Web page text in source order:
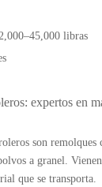
libras
expertos en
son remolques
a granel.
que se transporta.